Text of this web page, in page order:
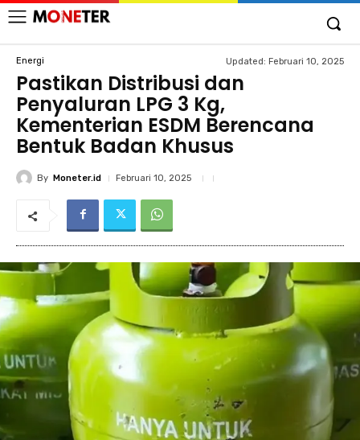
Energi Updated: Februari 10, 2025
Pastikan Distribusi dan
Penyaluran LPG 3 Kg,
Kementerian ESDM Berencana
Bentuk Badan Khusus
By Moneter.id Februari 10, 2025